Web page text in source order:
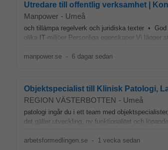
Utredare till offentlig verksamhet |
Manpower - Umeå
och tillämpa regelverk och juridiska texter •
olika IT‑miljöer Personliga egenskaper Vi lägger
manpower.se - 6 dagar sedan
Objektspecialist till Klinisk Patologi,
REGION VÄSTERBOTTEN - Umeå
patologi ingår du i ett team med objektspecialister,
det gäller utveckling, ny funktionalitet och
arbetsformedlingen.se - 1 vecka sedan